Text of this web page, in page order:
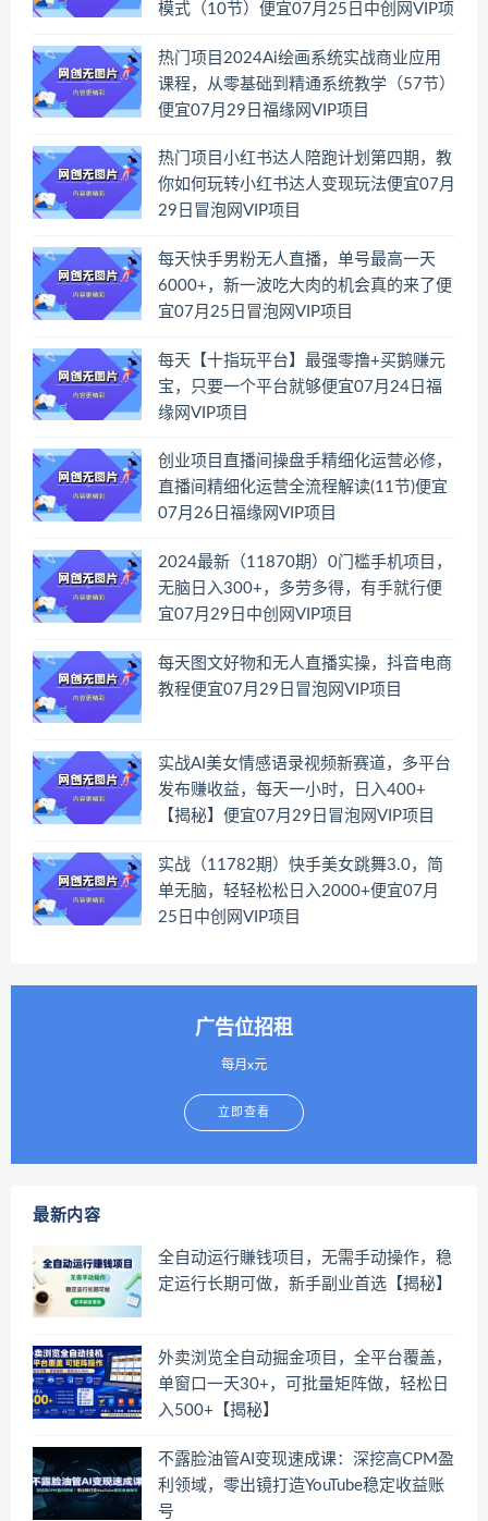
模式（10节）便宜07月25日中创网VIP项
热门项目2024Ai绘画系统实战商业应用
课程，从零基础到精通系统教学（57节）
便宜07月29日福缘网VIP项目
热门项目小红书达人陪跑计划第四期，教
你如何玩转小红书达人变现玩法便宜07月
29日冒泡网VIP项目
每天快手男粉无人直播，单号最高一天
6000+，新一波吃大肉的机会真的来了便
宜07月25日冒泡网VIP项目
每天【十指玩平台】最强零撸+买鹅赚元
宝，只要一个平台就够便宜07月24日福
缘网VIP项目
创业项目直播间操盘手精细化运营必修，
直播间精细化运营全流程解读(11节)便宜
07月26日福缘网VIP项目
2024最新（11870期）0门槛手机项目，
无脑日入300+，多劳多得，有手就行便
宜07月29日中创网VIP项目
每天图文好物和无人直播实操，抖音电商
教程便宜07月29日冒泡网VIP项目
实战AI美女情感语录视频新赛道，多平台
发布赚收益，每天一小时，日入400+
【揭秘】便宜07月29日冒泡网VIP项目
实战（11782期）快手美女跳舞3.0，简
单无脑，轻轻松松日入2000+便宜07月
25日中创网VIP项目
广告位招租
每月x元
立即查看
最新内容
全自动运行賺钱项目，无需手动操作，稳
定运行长期可做，新手副业首选【揭秘】
外卖浏览全自动掘金项目，全平台覆盖，
单窗口一天30+，可批量矩阵做，轻松日
入500+【揭秘】
不露脸油管AI变现速成课：深挖高CPM盈
利领域，零出镜打造YouTube稳定收益账
号